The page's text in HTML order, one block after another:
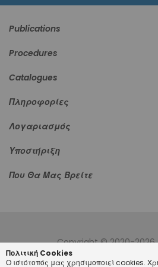
Publications
Procedures
Catalogues
Πληροφορίες
Λογαριασμός
Υποστήριξη
Που Θα Μας Βρείτε
Copyright © 2020-2026
Πολιτική Cookies
Ο ιστότοπός μας χρησιμοποιεί cookies.